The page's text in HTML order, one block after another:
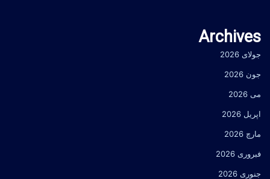
Archives
جولای 2026
جون 2026
می 2026
اپریل 2026
مارچ 2026
فبروری 2026
جنوری 2026